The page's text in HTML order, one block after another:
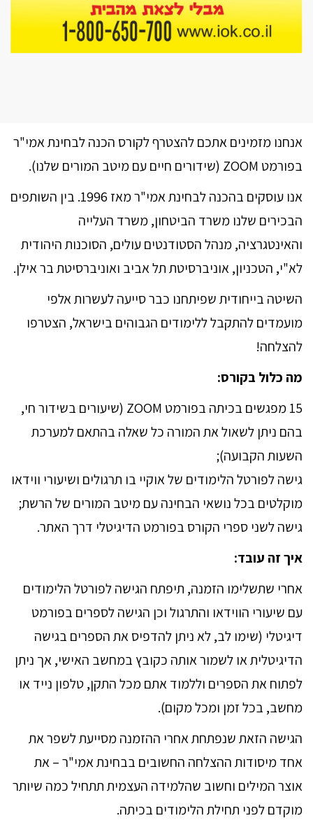
אנחנו מזמינים אתכם להצטרף לקורס הכנה לבחינת אמי"ר
בפורמט ZOOM (שידורים חיים עם מיטב המורים שלנו).
אנו עוסקים בהכנה לבחינת אמי"ר מאז 1996. בין השותפים
הבכירים שלנו משרד הביטחון, משרד העלייה
והאינטגרציה, מנהל הסטודנטים עולים, הסוכנות היהודית
לא"י, הטכניון, אוניברסיטת תל אביב ואוניברסיטת בר אילן.
השיטה בייחודית שפיתחנו כבר סייעה לעשרות אלפי
מועמדים להתקבל ללימודים הגבוהים בישראל, הצטרפו
להצלחה!
מה כלול בקורס:
15 מפגשים בכיתה בפורמט ZOOM (שיעורים בשידור חי,
בהם ניתן לשאול את המורה כל שאלה בהתאם למערכת
השעות הקבועה);
גישה לפורטל הלימודים של אוקיי בו תרגולים ושיעורי ווידאו
מוקלטים בכל נושאי הבחינה עם מיטב המורים של הרשת;
גישה לשני ספרי הקורס בפורמט הדיגיטלי דרך האתר.
איך זה עובד:
אחרי שתשלימו הזמנה, תיפתח הגישה לפורטל הלימודים
עם שיעורי הווידאו והתרגול וכן הגישה לספרים בפורמט
דיגיטלי (שימו לב, לא ניתן להדפיס את הספרים בגישה
הדיגיטלית או לשמור אותה כקובץ במחשב האישי, אך ניתן
לפתוח את הספרים וללמוד אתם מכל התקן, טלפון נייד או
מחשב, בכל זמן ומכל מקום).
הגישה הזאת שנפתחת אחרי ההזמנה מסייעת לשפר את
אחד מיסודות ההצלחה החשובים בבחינת אמי"ר – את
אוצר המילים וחשוב שהלמידה העצמית תתחיל כמה שיותר
מוקדם לפני תחילת הלימודים בכיתה.